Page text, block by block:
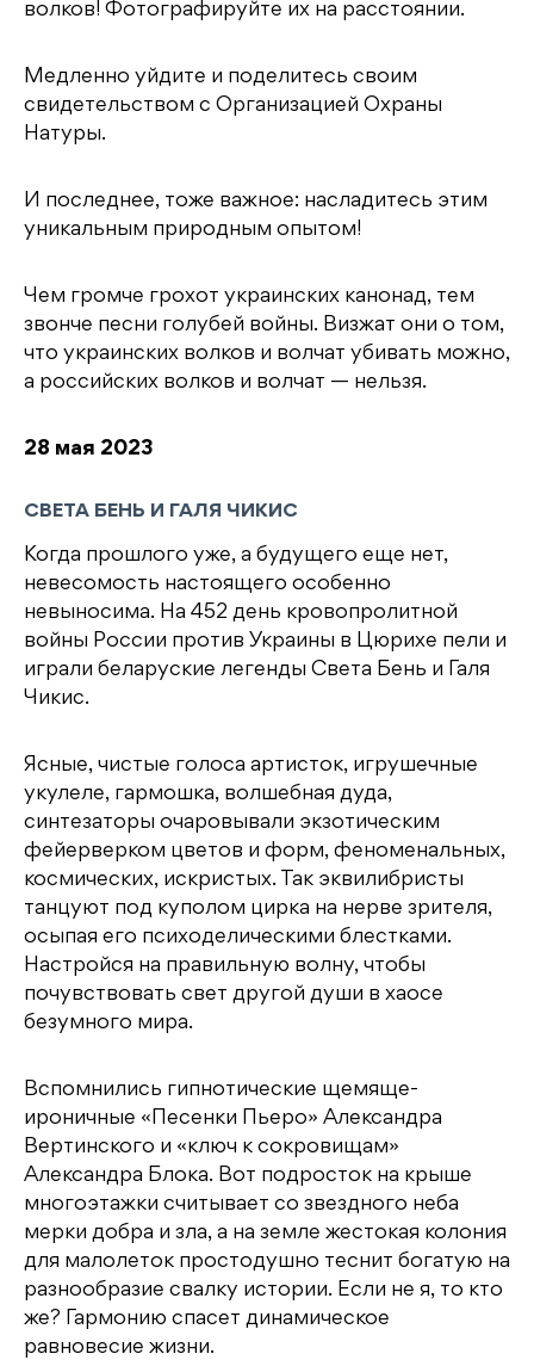
волков! Фотографируйте их на расстоянии.
Медленно уйдите и поделитесь своим
свидетельством с Организацией Охраны
Натуры.
И последнее, тоже важное: насладитесь этим
уникальным природным опытом!
Чем громче грохот украинских канонад, тем
звонче песни голубей войны. Визжат они о том,
что украинских волков и волчат убивать можно,
а российских волков и волчат — нельзя.
28 мая 2023
СВЕТА БЕНЬ И ГАЛЯ ЧИКИС
Когда прошлого уже, а будущего еще нет,
невесомость настоящего особенно
невыносима. На 452 день кровопролитной
войны России против Украины в Цюрихе пели и
играли беларуские легенды Света Бень и Галя
Чикис.
Ясные, чистые голоса артисток, игрушечные
укулеле, гармошка, волшебная дуда,
синтезаторы очаровывали экзотическим
фейерверком цветов и форм, феноменальных,
космических, искристых. Так эквилибристы
танцуют под куполом цирка на нерве зрителя,
осыпая его психоделическими блестками.
Настройся на правильную волну, чтобы
почувствовать свет другой души в хаосе
безумного мира.
Вспомнились гипнотические щемяще-
ироничные «Песенки Пьеро» Александра
Вертинского и «ключ к сокровищам»
Александра Блока. Вот подросток на крыше
многоэтажки считывает со звездного неба
мерки добра и зла, а на земле жестокая колония
для малолеток простодушно теснит богатую на
разнообразие свалку истории. Если не я, то кто
же? Гармонию спасет динамическое
равновесие жизни.